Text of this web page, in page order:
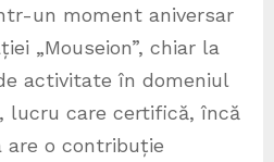
un moment aniversar
„Mouseion”, chiar la
activitate în domeniul
lucru care certifică, încă
are o contribuție